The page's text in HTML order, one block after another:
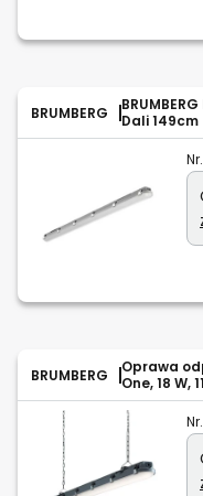
BRUMBERG
Dali 149cm
BRUMBERG
Oprawa
One, 18 W,